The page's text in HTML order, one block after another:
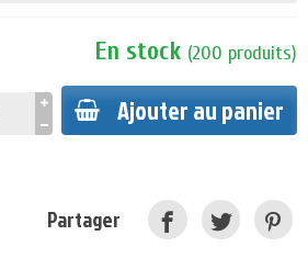
En stock (200 produits)
Ajouter au panier
Partager